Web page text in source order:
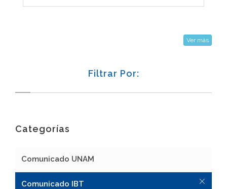
Ver más
Filtrar Por:
Categorías
Comunicado UNAM
Comunicado IBT